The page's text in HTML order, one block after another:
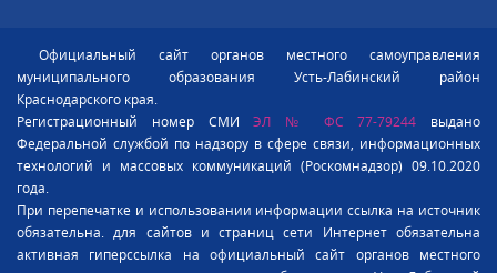
Официальный сайт органов местного самоуправления
муниципального образования Усть-Лабинский район
Краснодарского края.
Регистрационный номер СМИЭЛ № ФС 77-79244 выдано
Федеральной службой по надзору в сфере связи, информационных
технологий и массовых коммуникаций (Роскомнадзор) 09.10.2020
года.
При перепечатке и использовании информации ссылка на источник
обязательна. для сайтов и страниц сети Интернет обязательна
активная гиперссылка на официальный сайт органов местного